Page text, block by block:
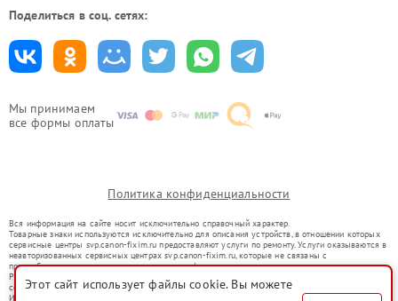
Мы принимаем
все формы оплаты
Поделиться в соц. сетях:
Политика конфиденциальности
Вся информация на сайте носит исключительно справочный характер.
Товарные знаки используются исключительно для описания устройств, в отношении которых
сервисные центры svp.canon-fixim.ru предоставляют услуги по ремонту. Услуги оказываются в
неавторизованных сервисных центрах svp.canon-fixim.ru, которые не связаны с
правообладателями товарных знаков или их официальными представителями.
Ремонт осуществляется для устройств, уже введенных в гражданский оборот в соответствии
со статьей 1487 ГК РФ.
Использование товарных знаков не преследует цели индивидуализации услуг или введения
Этот сайт использует файлы cookie. Вы можете